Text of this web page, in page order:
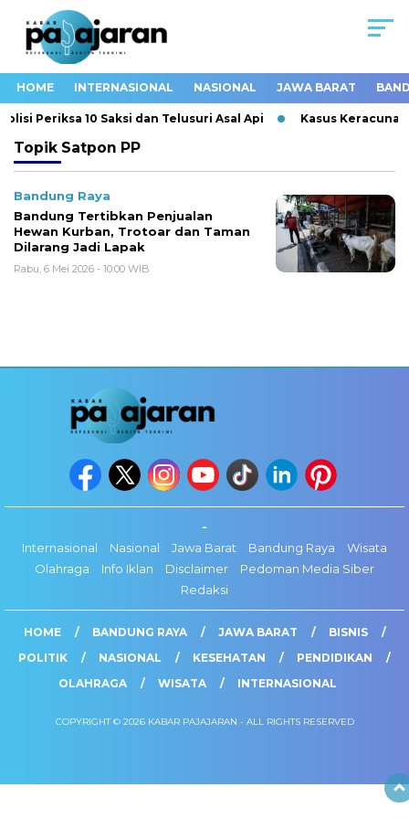
HOME INTERNASIONAL NASIONAL JAWA BARAT
Periksa 10 Saksi dan Telusuri Asal Api Kasus
Topik Satpon PP
Bandung Raya
Bandung Tertibkan Penjualan
Hewan Kurban, Trotoar dan Taman
Dilarang Jadi Lapak
Rabu, 6 Mei 2026 - 10:00 WIB
-
Internasional
Nasional Jawa Barat Bandung Raya
Wisata
Olahraga
Info Iklan Disclaimer
Pedoman Media Siber
Redaksi
HOME BANDUNG RAYA JAWA BARAT
BISNIS
POLITIK
NASIONAL KESEHATAN
PENDIDIKAN
OLAHRAGA
WISATA INTERNASIONAL
COPYRIGHT © 2026 KABAR PAJAJARAN - ALL RIGHTS RESERVED